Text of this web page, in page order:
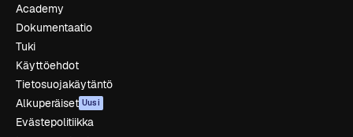
Academy
Dokumentaatio
Tuki
Käyttöehdot
Tietosuojakäytäntö
Alkuperäiset Uusi
Evästepolitiikka